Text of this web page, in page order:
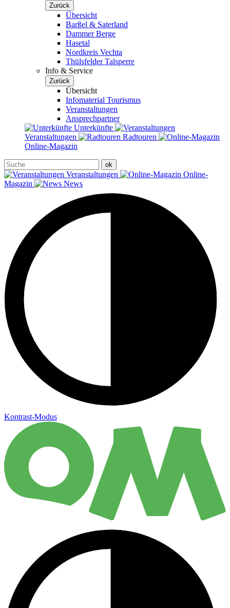
Zurück
Übersicht
Barßel & Saterland
Dammer Berge
Hasetal
Nordkreis Vechta
Thülsfelder Talsperre
Info & Service
Zurück
Übersicht
Infomaterial Tourismus
Veranstaltungen
Ansprechpartner
Unterkünfte
Veranstaltungen
Radtouren
Online-Magazin
Veranstaltungen
Online-
Magazin
News
Kontrast-Modus